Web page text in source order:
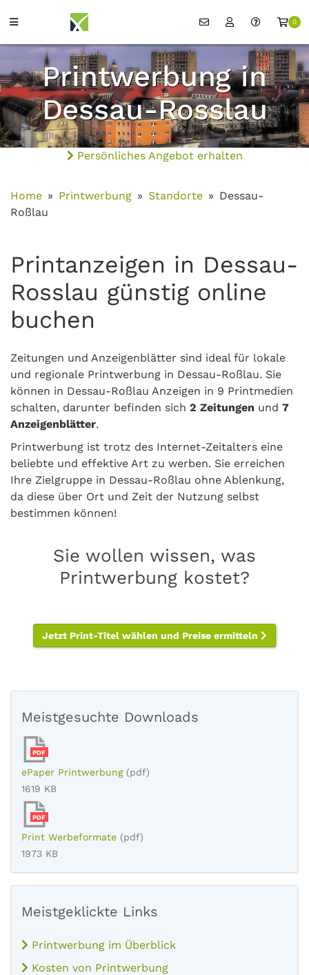
0
Printwerbung in
Dessau-Rosslau
Persönliches Angebot erhalten
Home Printwerbung Standorte
Dessau-
Roßlau
Printanzeigen in Dessau-
Rosslau günstig online
buchen
Zeitungen und Anzeigenblätter sind ideal für lokale
und regionale Printwerbung in Dessau-Roßlau. Sie
können in Dessau-Roßlau Anzeigen in 9 Printmedien
schalten, darunter befinden sich 2 Zeitungen und 7
Anzeigenblätter.
Printwerbung ist trotz des Internet-Zeitalters eine
beliebte und effektive Art zu werben. Sie erreichen
Ihre Zielgruppe in Dessau-Roßlau ohne Ablenkung,
da diese über Ort und Zeit der Nutzung selbst
bestimmen können!
Sie wollen wissen, was
Printwerbung kostet?
Jetzt Print-Titel wählen und Preise ermitteln
Meistgesuchte Downloads
PDF
ePaper Printwerbung (pdf)
1619 KB
PDF
Print Werbeformate (pdf)
1973 KB
Meistgeklickte Links
Printwerbung im Überblick
Kosten von Printwerbung